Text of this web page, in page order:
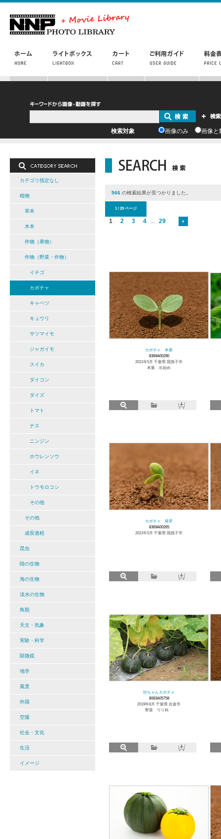
検索対象 画像のみ 画像と
カテゴリ指定なし
植物
草本
木本
作物（果物）
作物（野菜・作物）
イチゴ
カボチャ
キャベツ
キュウリ
サツマイモ
ジャガイモ
スイカ
ダイコン
ダイズ
トマト
ナス
ニンジン
ホウレンソウ
イネ
トウモロコシ
その他
その他
成長過程
昆虫
陸の生物
海の生物
淡水の生物
鳥類
天文・気象
実験・科学
顕微鏡
地学
風景
外国
空撮
社会・文化
生活
イメージ
566 の検索結果が見つかりました。
1 / 29 ページ
1 2 3 4 ... 29
カボチャ 本葉
8369A00290
2021年5月 千葉県 我孫子市
本葉 出始め
カボチャ 発芽
8369A00265
2021年5月 千葉県 我孫子市
坊ちゃんカボチャ
8083A05758
2019年8月 千葉県 佐倉市
野菜 ウリ科